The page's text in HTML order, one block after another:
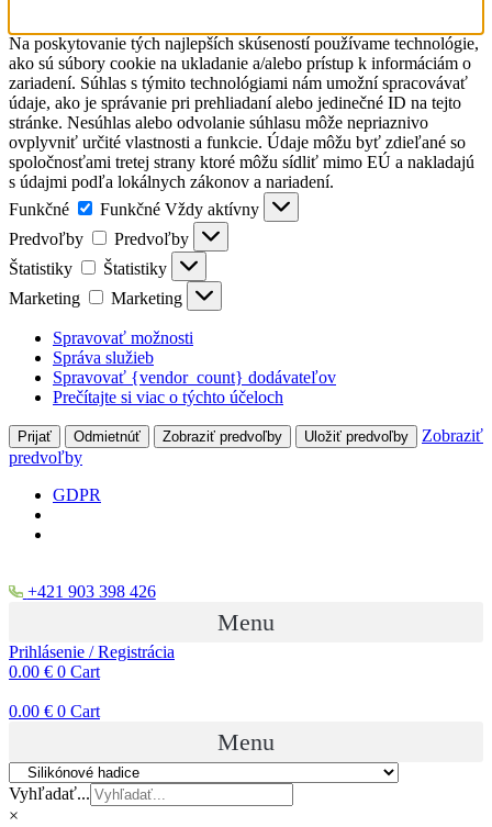
Na poskytovanie tých najlepších skúseností používame technológie,
ako sú súbory cookie na ukladanie a/alebo prístup k informáciám o
zariadení. Súhlas s týmito technológiami nám umožní spracovávať
údaje, ako je správanie pri prehliadaní alebo jedinečné ID na tejto
stránke. Nesúhlas alebo odvolanie súhlasu môže nepriaznivo
ovplyvniť určité vlastnosti a funkcie. Údaje môžu byť zdieľané so
spoločnosťami tretej strany ktoré môžu sídliť mimo EÚ a nakladajú
s údajmi podľa lokálnych zákonov a nariadení.
Funkčné
Funkčné Vždy aktívny
Predvoľby
Predvoľby
Štatistiky
Štatistiky
Marketing
Marketing
Spravovať možnosti
Správa služieb
Spravovať {vendor_count} dodávateľov
Prečítajte si viac o týchto účeloch
Prijať Odmietnúť Zobraziť predvoľby Uložiť predvoľby
Zobraziť
predvoľby
GDPR
+421 903 398 426
Menu
Prihlásenie / Registrácia
0.00 € 0 Cart
0.00 € 0 Cart
Menu
Vyhľadať...
×